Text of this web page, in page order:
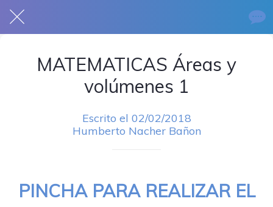
MATEMATICAS Áreas y
volúmenes 1
Escrito el 02/02/2018
Humberto Nacher Bañon
PINCHA PARA REALIZAR EL